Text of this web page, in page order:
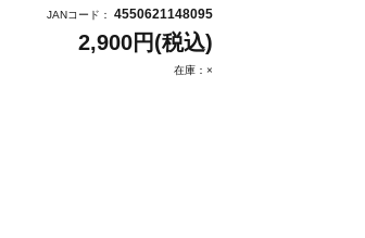
JANコード： 4550621148095
2,900円(税込)
在庫：×